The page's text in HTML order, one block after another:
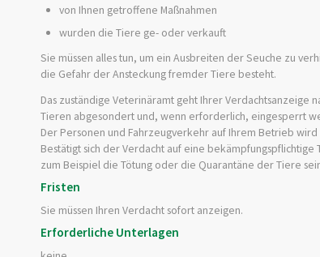
von Ihnen getroffene Maßnahmen
wurden die Tiere ge- oder verkauft
Sie müssen alles tun, um ein Ausbreiten der Seuche zu
die Gefahr der Ansteckung fremder Tiere besteht.
Das zuständige Veterinäramt geht Ihrer Verdachtsanzeige
Tieren abgesondert und, wenn erforderlich, eingesperrt
Der Personen und Fahrzeugverkehr auf Ihrem Betrieb wird
Bestätigt sich der Verdacht auf eine
zum Beispiel die Tötung oder die Quarantäne der Tiere
Fristen
Sie müssen Ihren Verdacht sofort anzeigen.
Erforderliche Unterlagen